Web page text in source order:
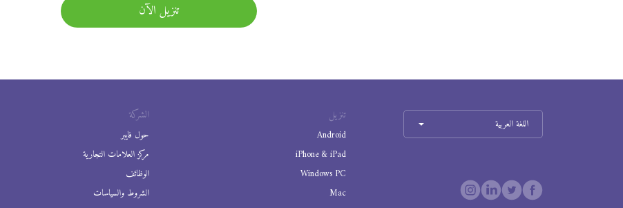
تنزيل الآن
الشركة
حول فايبر
مركز العلامات التجارية
الوظائف
الشروط والسياسات
تنزيل
Android
iPhone & iPad
Windows PC
Mac
اللغة العربية